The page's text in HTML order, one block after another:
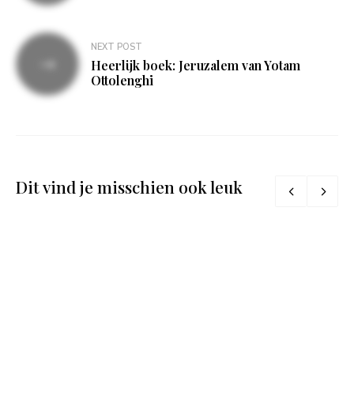
NEXT POST
Heerlijk boek: Jeruzalem van Yotam
Ottolenghi
Dit vind je misschien ook leuk